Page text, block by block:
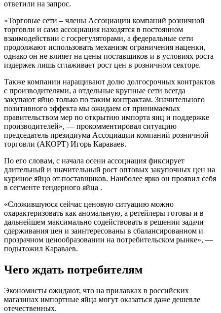
ответили на запрос.
«Торговые сети – члены Ассоциации компаний розничной
торговли и сама ассоциация находятся в постоянном
взаимодействии с госрегуляторами, а федеральные сети
продолжают использовать механизм ограничения наценки,
однако он не влияет на цены поставщиков и в условиях роста
издержек лишь сглаживает рост цен в розничном секторе.
Также компании наращивают долю долгосрочных контрактов
с производителями, а отдельные крупные сети всегда
закупают яйцо только по таким контрактам. Значительного
позитивного эффекта мы ожидаем от принимаемых
правительством мер по открытию импорта яиц и поддержке
производителей», — прокомментировал ситуацию
председатель президиума Ассоциации компаний розничной
торговли (АКОРТ) Игорь Караваев.
По его словам, с начала осени ассоциация фиксирует
длительный и значительный рост оптовых закупочных цен на
куриное яйцо от поставщиков. Наиболее ярко он проявил себя
в сегменте тендерного яйца .
«Сложившуюся сейчас ценовую ситуацию можно
охарактеризовать как аномальную, а ретейлеры готовы и в
дальнейшем максимально содействовать в решении задачи
сдерживания цен и заинтересованы в сбалансированном и
прозрачном ценообразовании на потребительском рынке», —
подытожил Караваев.
Чего ждать потребителям
Экономисты ожидают, что на прилавках в российских
магазинах импортные яйца могут оказаться даже дешевле
отечественных.